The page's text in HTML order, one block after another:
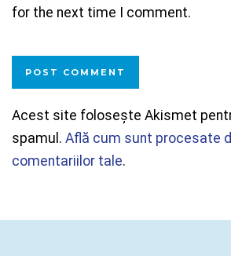
for the next time I comment.
Acest site folosește Akismet
spamul. Află cum sunt procesate
comentariilor tale.